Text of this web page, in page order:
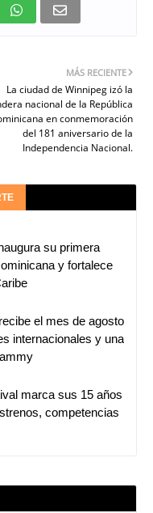
MÁS RECIENTE
La ciudad de Winnipeg izó la
nacional de la República
en conmemoración
del 181 aniversario de la
Independencia Nacional.
su primera
y fortalece
el mes de agosto
internacionales y una
marca sus 15 años
competencias